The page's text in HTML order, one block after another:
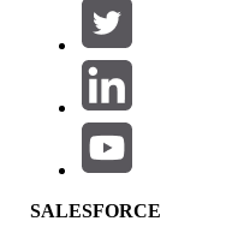
Área de productos
Repercusión de función
SALESFORCE